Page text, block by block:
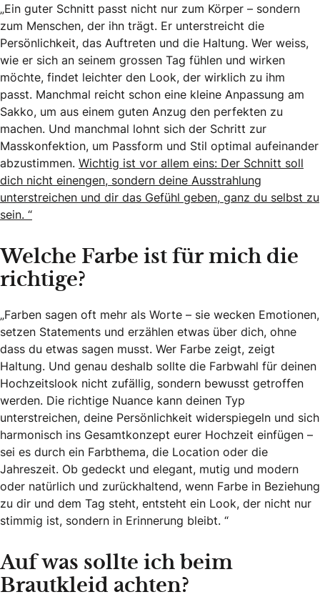
„Ein guter Schnitt passt nicht nur zum Körper – sondern
zum Menschen, der ihn trägt. Er unterstreicht die
Persönlichkeit, das Auftreten und die Haltung. Wer weiss,
wie er sich an seinem grossen Tag fühlen und wirken
möchte, findet leichter den Look, der wirklich zu ihm
passt. Manchmal reicht schon eine kleine Anpassung am
Sakko, um aus einem guten Anzug den perfekten zu
machen. Und manchmal lohnt sich der Schritt zur
Masskonfektion, um Passform und Stil optimal aufeinander
abzustimmen. Wichtig ist vor allem eins: Der Schnitt soll
dich nicht einengen, sondern deine Ausstrahlung
unterstreichen und dir das Gefühl geben, ganz du selbst zu
sein. “
Welche Farbe ist für mich die
richtige?
„Farben sagen oft mehr als Worte – sie wecken Emotionen,
setzen Statements und erzählen etwas über dich, ohne
dass du etwas sagen musst. Wer Farbe zeigt, zeigt
Haltung. Und genau deshalb sollte die Farbwahl für deinen
Hochzeitslook nicht zufällig, sondern bewusst getroffen
werden. Die richtige Nuance kann deinen Typ
unterstreichen, deine Persönlichkeit widerspiegeln und sich
harmonisch ins Gesamtkonzept eurer Hochzeit einfügen –
sei es durch ein Farbthema, die Location oder die
Jahreszeit. Ob gedeckt und elegant, mutig und modern
oder natürlich und zurückhaltend, wenn Farbe in Beziehung
zu dir und dem Tag steht, entsteht ein Look, der nicht nur
stimmig ist, sondern in Erinnerung bleibt. “
Auf was sollte ich beim
Brautkleid achten?